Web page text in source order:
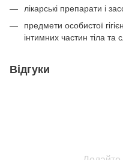
лікарські препарати і
предмети особистої
інтимних частин тіла та
Відгуки